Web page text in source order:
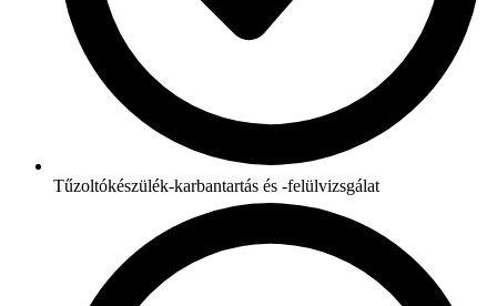
Tűzoltókészülék-karbantartás és -felülvizsgálat